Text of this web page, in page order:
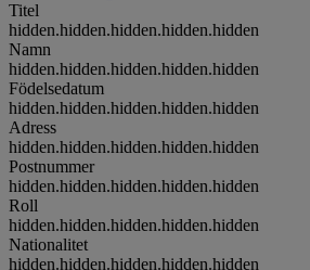
Titel
hidden.hidden.hidden.hidden.hidden
Namn
hidden.hidden.hidden.hidden.hidden
Födelsedatum
hidden.hidden.hidden.hidden.hidden
Adress
hidden.hidden.hidden.hidden.hidden
Postnummer
hidden.hidden.hidden.hidden.hidden
Roll
hidden.hidden.hidden.hidden.hidden
Nationalitet
hidden.hidden.hidden.hidden.hidden